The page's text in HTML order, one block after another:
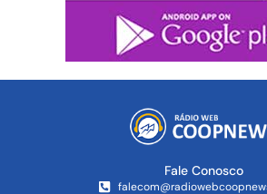
Fale Conosco